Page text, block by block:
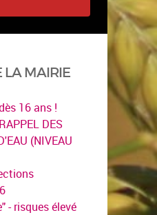
LA MAIRIE
16 ans !
DES
(NIVEAU
- risques élevé